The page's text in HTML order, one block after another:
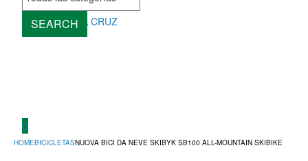
SANTA CRUZ
SEARCH
0
HOMEBICICLETASNUOVA BICI DA NEVE SKIBYK SB100 ALL-MOUNTAIN SKIBIKE